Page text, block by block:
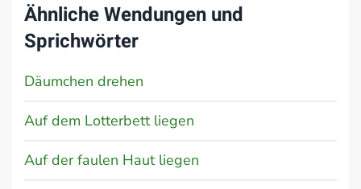
Ähnliche Wendungen und
Sprichwörter
Däumchen drehen
Auf dem Lotterbett liegen
Auf der faulen Haut liegen